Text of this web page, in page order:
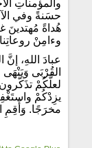
والمؤمناتِ
حسَنةً وفي
هُداةً مُهتدينَ
وءامِنْ
عبادَ اللهِ، إنَّ
القُرْبَى
لعلَّكُمْ
يزِدْكُمْ
مخرَجًا. وَأَقِمِ